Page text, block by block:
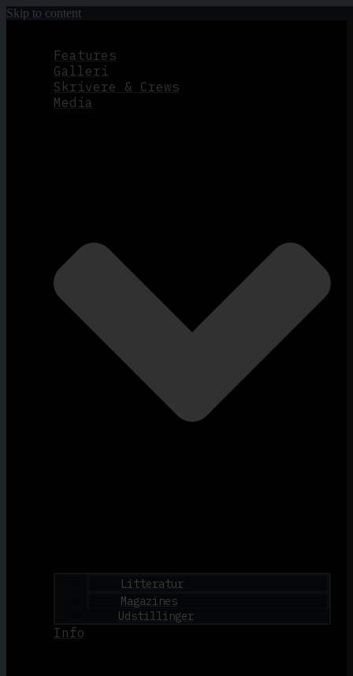
Skip to content
Features
Galleri
Skrivere & Crews
Media
Litteratur
Magazines
Udstillinger
Info